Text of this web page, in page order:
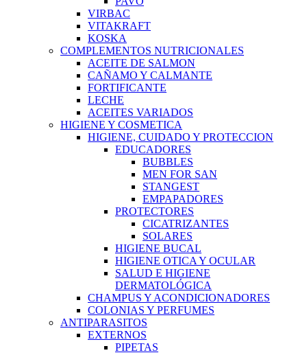
VIRBAC
VITAKRAFT
KOSKA
COMPLEMENTOS NUTRICIONALES
ACEITE DE SALMON
CAÑAMO Y CALMANTE
FORTIFICANTE
LECHE
ACEITES VARIADOS
HIGIENE Y COSMETICA
HIGIENE, CUIDADO Y PROTECCION
EDUCADORES
BUBBLES
MEN FOR SAN
STANGEST
EMPAPADORES
PROTECTORES
CICATRIZANTES
SOLARES
HIGIENE BUCAL
HIGIENE OTICA Y OCULAR
SALUD E HIGIENE
DERMATOLÓGICA
CHAMPUS Y ACONDICIONADORES
COLONIAS Y PERFUMES
ANTIPARASITOS
EXTERNOS
PIPETAS